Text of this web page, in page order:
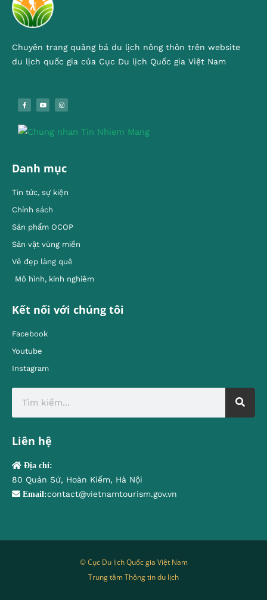
Chuyên trang quảng bá du lịch nông thôn trên website
du lịch quốc gia của Cục Du lịch Quốc gia Việt Nam
Danh mục
Tin tức, sự kiện
Chính sách
Sản phẩm OCOP
Sản vật vùng miền
Vẻ đẹp làng quê
Mô hình, kinh nghiêm
Kết nối với chúng tôi
Facebook
Youtube
Instagram
Liên hệ
Địa chỉ:
80 Quán Sứ, Hoàn Kiếm, Hà Nội
Email:contact@vietnamtourism.gov.vn
© Cục Du lịch Quốc gia Việt Nam
Trung tâm Thông tin du lịch